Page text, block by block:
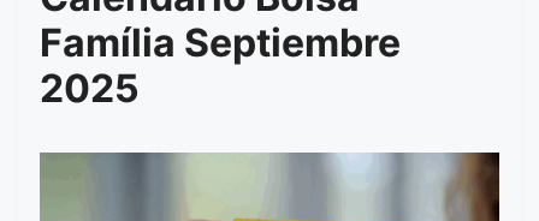
Família Septiembre
2025